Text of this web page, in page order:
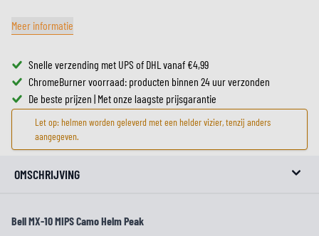
Meer informatie
Snelle verzending met UPS of DHL vanaf €4,99
ChromeBurner voorraad: producten binnen 24 uur verzonden
De beste prijzen | Met onze laagste prijsgarantie
Let op: helmen worden geleverd met een helder vizier, tenzij anders
aangegeven.
OMSCHRIJVING
Bell MX-10 MIPS Camo Helm Peak